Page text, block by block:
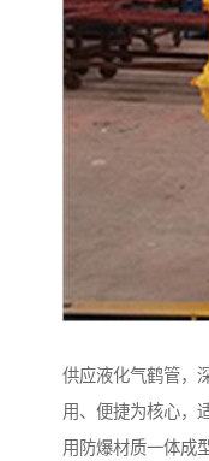
供应液化气鹤管，
用、便捷为核心，
用防爆材质一体成